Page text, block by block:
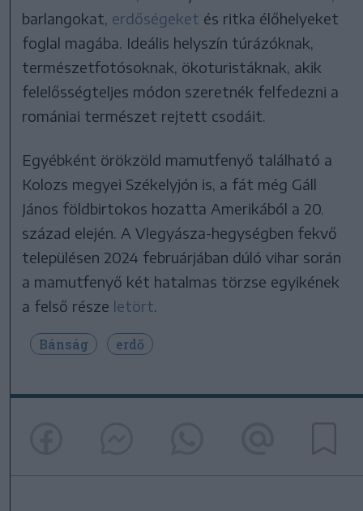
barlangokat, erdőségeket és ritka élőhelyeket
foglal magába. Ideális helyszín túrázóknak,
természetfotósoknak, ökoturistáknak, akik
felelősségteljes módon szeretnék felfedezni a
romániai természet rejtett csodáit.
Egyébként örökzöld mamutfenyő található a
Kolozs megyei Székelyjón is, a fát még Gáll
János földbirtokos hozatta Amerikából a 20.
század elején. A Vlegyásza-hegységben fekvő
településen 2024 februárjában dúló vihar során
a mamutfenyő két hatalmas törzse egyikének
a felső része letört.
Bánság erdő